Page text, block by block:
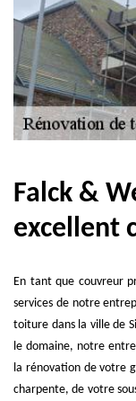
Falck &
excellent
En tant que couvreur
services de notre
toiture dans la ville de
le domaine, notre
la rénovation de votre
charpente, de votre